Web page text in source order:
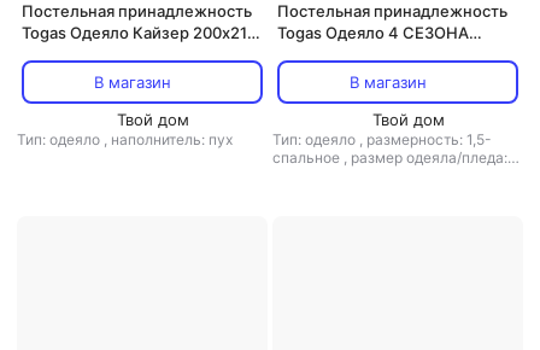
Постельная принадлежность
Togas Одеяло Кайзер 200х210
В магазин
Твой дом
Тип: одеяло , наполнитель: пух
Постельная принадлежность
Togas Одеяло 4 СЕЗОНА
/м; чехол-жаккард,
20.04.40.0000
В магазин
Твой дом
Тип: одеяло , размерность: 1,5-
спальное , размер одеяла/пледа: